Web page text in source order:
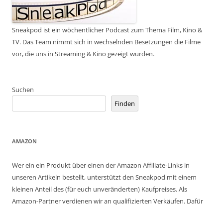
Sneakpod ist ein wöchentlicher Podcast zum Thema Film, Kino &
TV. Das Team nimmt sich in wechselnden Besetzungen die Filme
vor, die uns in Streaming & Kino gezeigt wurden.
Suchen
Finden
AMAZON
Wer ein ein Produkt über einen der Amazon Affiliate-Links in
unseren Artikeln bestellt, unterstützt den Sneakpod mit einem
kleinen Anteil des (für euch unveränderten) Kaufpreises. Als
Amazon-Partner verdienen wir an qualifizierten Verkäufen. Dafür